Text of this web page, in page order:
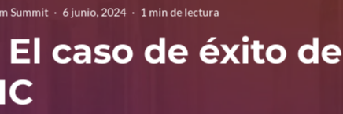
Summit · 6 junio, 2024 · 1 min de lectura
caso de éxito de